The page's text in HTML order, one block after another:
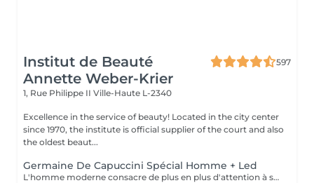
Institut de Beauté
Annette Weber-Krier
597
1, Rue Philippe II Ville-Haute L-2340
Excellence in the service of beauty! Located in the city center
since 1970, the institute is official supplier of the court and also
the oldest beaut...
Germaine De Capuccini Spécial Homme + Led
L'homme moderne consacre de plus en plus d'attention à son apparence , ce soin réparateur enlève les toxines, renforce la peau , est apaisant et rafraichissant.